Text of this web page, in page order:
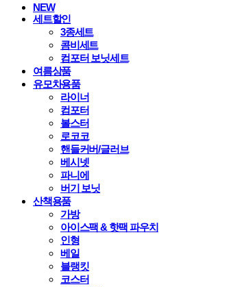
NEW
세트할인
3종세트
콤비세트
컴포터 보닛세트
여름상품
유모차용품
라이너
컴포터
볼스터
로코코
핸들커버/글러브
베시넷
파니에
버기 보닛
산책용품
가방
아이스팩 & 핫팩 파우치
인형
베일
블랭킷
코스터